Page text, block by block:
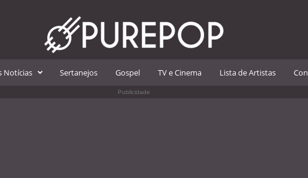
Notícias Sertanejos Gospel TV e Cinema Lista de Artistas
Publicidade